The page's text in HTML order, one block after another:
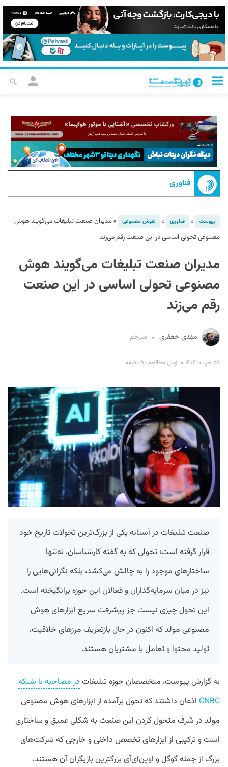
فناوری
پیوست » فناوری » هوش مصنوعی »مدیران صنعت تبلیغات می‌گویند هوش
مصنوعی تحولی اساسی در این صنعت رقم می‌زند
مدیران صنعت تبلیغات می‌گویند هوش
مصنوعی تحولی اساسی در این صنعت
رقم می‌زند
مهدی جعفری مترجم
۲۵ خرداد ۱۴۰۴ زمان مطالعه : ۵ دقیقه
صنعت تبلیغات در آستانه یکی از بزرگ‌ترین تحولات تاریخ خود
قرار گرفته است؛ تحولی که به گفته کارشناسان، نه‌تنها
ساختارهای موجود را به چالش می‌کشد، بلکه نگرانی‌هایی را
نیز در میان سرمایه‌گذاران و فعالان این حوزه برانگیخته است.
این تحول چیزی نیست جز پیشرفت سریع ابزارهای هوش
مصنوعی مولد که اکنون در حال بازتعریف مرزهای خلاقیت،
تولید محتوا و تعامل با مشتریان هستند.
به گزارش پیوست، متخصصان حوزه تبلیغات در مصاحبه با شبکه
CNBC اذعان داشتند که تحول برآمده از ابزارهای هوش مصنوعی
مولد در شرف متحول کردن این صنعت به شکلی عمیق و ساختاری
است و ترکیبی از ابزارهای تخصص داخلی و خارجی که شرکت‌های
بزرگ از جمله گوگل و اوپن‌ای‌آی بزرگترین بازیگران آن هستند،